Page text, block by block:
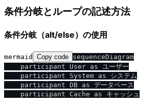
条件分岐とループの記述方法
条件分岐（alt/else）の使用
mermaid Copy code sequenceDiagram
    participant User as ユーザー
    participant System as システム
    participant DB as データベース
    participant Cache as キャッシュ